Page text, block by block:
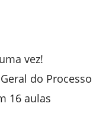
vez!
do Processo
16 aulas